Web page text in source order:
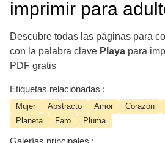
imprimir para
Descubre todas las páginas para
con la palabra clave Playa para
PDF gratis
Etiquetas relacionadas :
Mujer Abstracto Amor Corazón
Planeta
Faro Pluma
Galerías principales :